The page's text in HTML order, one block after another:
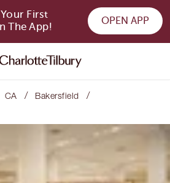
First
The App!
OPEN APP
CA / Bakersfield /